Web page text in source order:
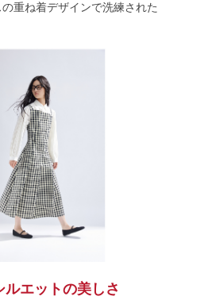
重ね着デザインで洗練された
ルエットの美しさ